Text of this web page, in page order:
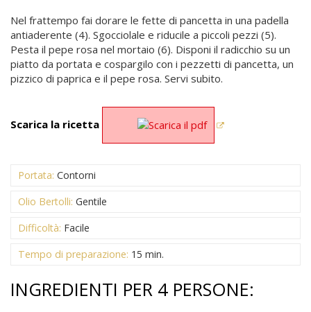
Nel frattempo fai dorare le fette di pancetta in una padella
antiaderente (4). Sgocciolale e riducile a piccoli pezzi (5).
Pesta il pepe rosa nel mortaio (6). Disponi il radicchio su un
piatto da portata e cospargilo con i pezzetti di pancetta, un
pizzico di paprica e il pepe rosa. Servi subito.
Scarica la ricetta
Portata: Contorni
Olio Bertolli: Gentile
Difficoltà: Facile
Tempo di preparazione: 15 min.
INGREDIENTI PER 4 PERSONE: